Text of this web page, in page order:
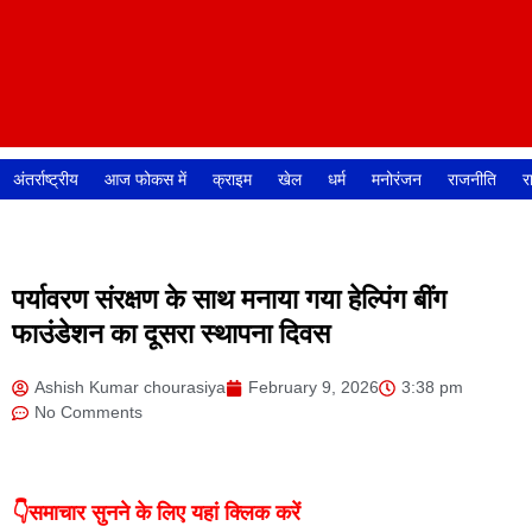
अंतर्राष्ट्रीय आज फोकस में क्राइम खेल धर्म मनोरंजन राजनीति
पर्यावरण संरक्षण के साथ मनाया गया हेल्पिंग बींग
फाउंडेशन का दूसरा स्थापना दिवस
Ashish Kumar chourasiya February 9, 2026
3:38 pm
No Comments
👇समाचार सुनने के लिए यहां क्लिक करें